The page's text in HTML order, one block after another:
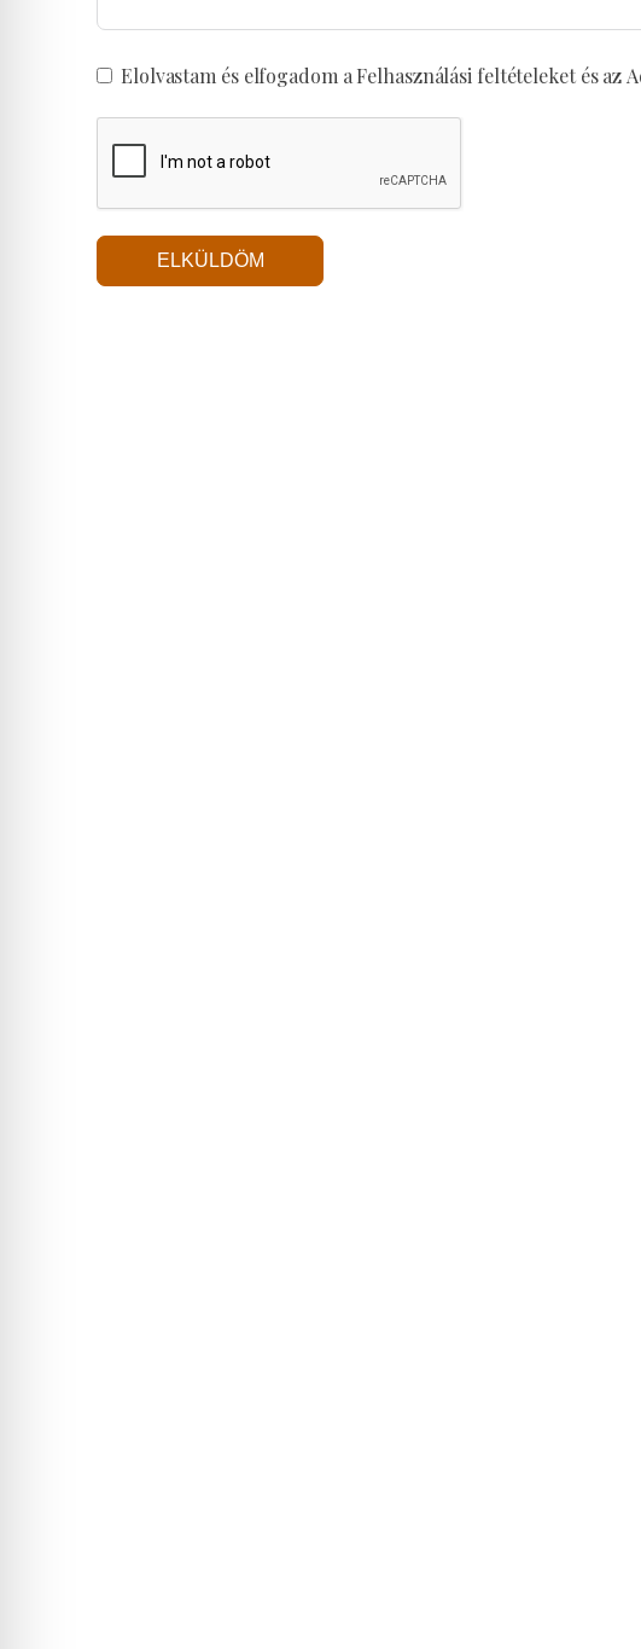
Elolvastam és elfogadom a Felhasználási feltételeket és az
ELKÜLDÖM